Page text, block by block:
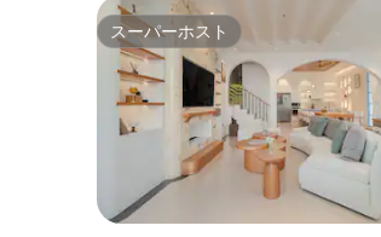
スーパーホスト
スーパーホスト